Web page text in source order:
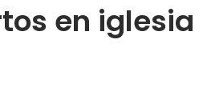
en iglesia